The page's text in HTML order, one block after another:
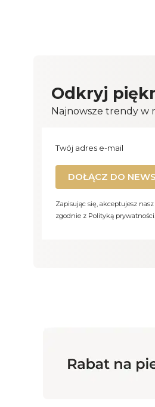
Odkryj
Najnowsze trendy w
Twój adres e-mail
DOŁĄCZ DO
Zapisując się, akceptujesz
zgodnie z Polityką prywatności.